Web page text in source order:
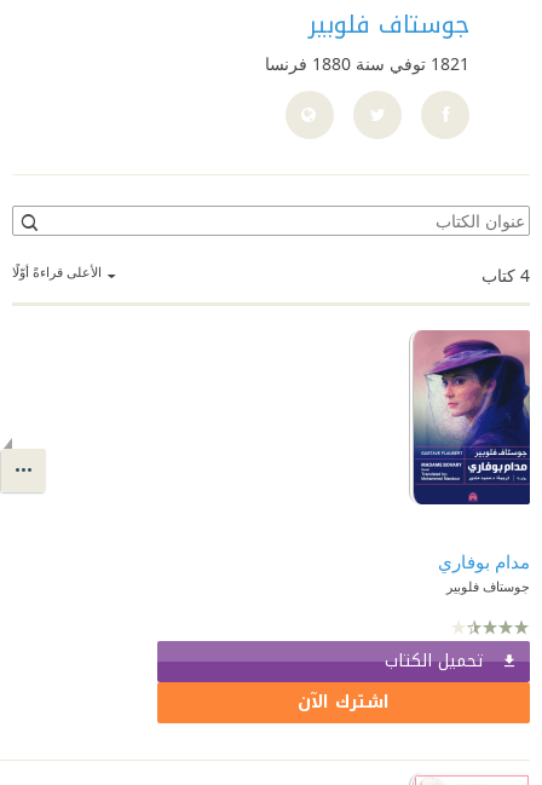
جوستاف فلوبير
1821 توفي سنة 1880 فرنسا
الأعلى قراءةً أوّلًا 4 كتاب
مدام بوفاري
جوستاف فلوبير
تحميل الكتاب
اشترك الآن